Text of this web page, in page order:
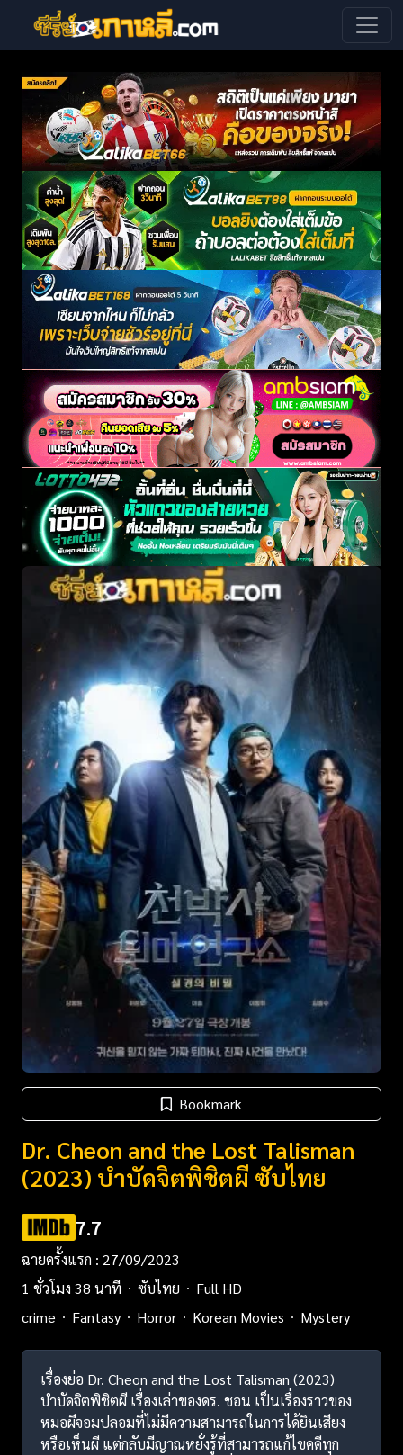
Bookmark
Dr. Cheon and the Lost Talisman
(2023) บำบัดจิตพิชิตผี ซับไทย
7.7
ฉายครั้งแรก : 27/09/2023
1 ชั่วโมง 38 นาที
ซับไทย
Full HD
crime
Fantasy Horror Korean Movies Mystery
เรื่องย่อ Dr. Cheon and the Lost Talisman (2023)
บำบัดจิตพิชิตผี เรื่องเล่าของดร. ชอน เป็นเรื่องราวของ
หมอผีจอมปลอมที่ไม่มีความสามารถในการได้ยินเสียง
หรือเห็นผี แต่กลับมีญาณหยั่งรู้ที่สามารถแก้ไขคดีทุก